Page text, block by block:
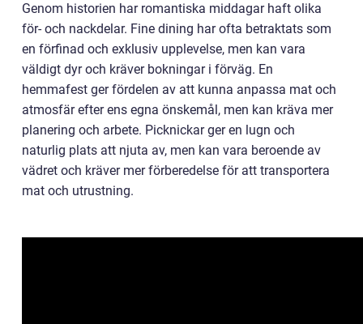
Genom historien har romantiska middagar haft olika
för- och nackdelar. Fine dining har ofta betraktats som
en förfinad och exklusiv upplevelse, men kan vara
väldigt dyr och kräver bokningar i förväg. En
hemmafest ger fördelen av att kunna anpassa mat och
atmosfär efter ens egna önskemål, men kan kräva mer
planering och arbete. Picknickar ger en lugn och
naturlig plats att njuta av, men kan vara beroende av
vädret och kräver mer förberedelse för att transportera
mat och utrustning.